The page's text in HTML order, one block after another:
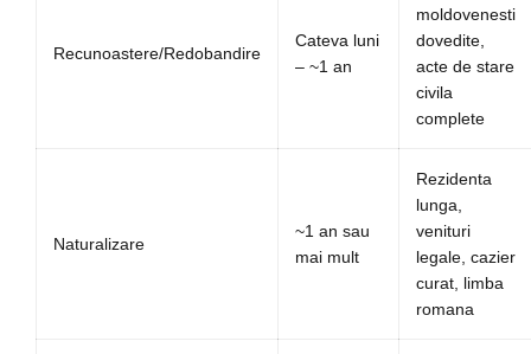
Recunoastere/Redobandire
Cateva luni
– ~1 an
moldovenesti
dovedite,
acte de stare
civila
complete
Naturalizare
~1 an sau
mai mult
Rezidenta
lunga,
venituri
legale, cazier
curat, limba
romana